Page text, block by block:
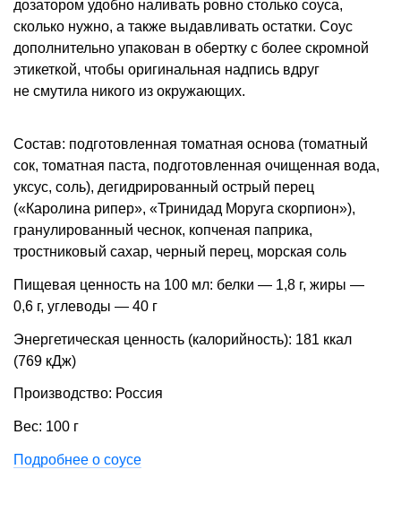
дозатором удобно наливать ровно столько соуса,
сколько нужно, а также выдавливать остатки. Соус
дополнительно упакован в обертку с более скромной
этикеткой, чтобы оригинальная надпись вдруг
не смутила никого из окружающих.
Состав: подготовленная томатная основа (томатный
сок, томатная паста, подготовленная очищенная вода,
уксус, соль), дегидрированный острый перец
(«Каролина рипер», «Тринидад Моруга скорпион»),
гранулированный чеснок, копченая паприка,
тростниковый сахар, черный перец, морская соль
Пищевая ценность на 100 мл: белки — 1,8 г, жиры —
0,6 г, углеводы — 40 г
Энергетическая ценность (калорийность): 181 ккал
(769 кДж)
Производство: Россия
Вес: 100 г
Подробнее о соусе